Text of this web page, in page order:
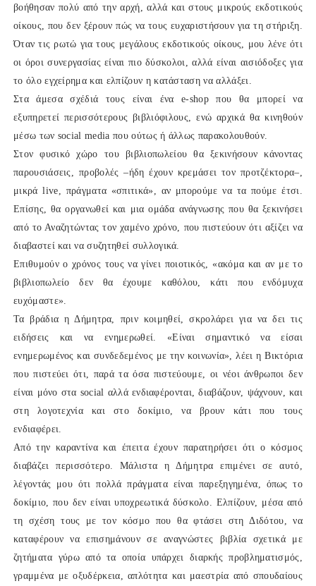
βοήθησαν πολύ από την αρχή, αλλά και στους μικρούς εκδοτικούς
οίκους, που δεν ξέρουν πώς να τους ευχαριστήσουν για τη στήριξη.
Όταν τις ρωτώ για τους μεγάλους εκδοτικούς οίκους, μου λένε ότι
οι όροι συνεργασίας είναι πιο δύσκολοι, αλλά είναι αισιόδοξες για
το όλο εγχείρημα και ελπίζουν η κατάσταση να αλλάξει.
Στα άμεσα σχέδιά τους είναι ένα e-shop που θα μπορεί να
εξυπηρετεί περισσότερους βιβλιόφιλους, ενώ αρχικά θα κινηθούν
μέσω των social media που ούτως ή άλλως παρακολουθούν.
Στον φυσικό χώρο του βιβλιοπωλείου θα ξεκινήσουν κάνοντας
παρουσιάσεις, προβολές –ήδη έχουν κρεμάσει τον προτζέκτορα‒,
μικρά live, πράγματα «σπιτικά», αν μπορούμε να τα πούμε έτσι.
Επίσης, θα οργανωθεί και μια ομάδα ανάγνωσης που θα ξεκινήσει
από το Αναζητώντας τον χαμένο χρόνο, που πιστεύουν ότι αξίζει να
διαβαστεί και να συζητηθεί συλλογικά.
Επιθυμούν ο χρόνος τους να γίνει ποιοτικός, «ακόμα και αν με το
βιβλιοπωλείο δεν θα έχουμε καθόλου, κάτι που ενδόμυχα
ευχόμαστε».
Τα βράδια η Δήμητρα, πριν κοιμηθεί, σκρολάρει για να δει τις
ειδήσεις και να ενημερωθεί. «Είναι σημαντικό να είσαι
ενημερωμένος και συνδεδεμένος με την κοινωνία», λέει η Βικτόρια
που πιστεύει ότι, παρά τα όσα πιστεύουμε, οι νέοι άνθρωποι δεν
είναι μόνο στα social αλλά ενδιαφέρονται, διαβάζουν, ψάχνουν, και
στη λογοτεχνία και στο δοκίμιο, να βρουν κάτι που τους
ενδιαφέρει.
Από την καραντίνα και έπειτα έχουν παρατηρήσει ότι ο κόσμος
διαβάζει περισσότερο. Μάλιστα η Δήμητρα επιμένει σε αυτό,
λέγοντάς μου ότι πολλά πράγματα είναι παρεξηγημένα, όπως το
δοκίμιο, που δεν είναι υποχρεωτικά δύσκολο. Ελπίζουν, μέσα από
τη σχέση τους με τον κόσμο που θα φτάσει στη Διδότου, να
καταφέρουν να επισημάνουν σε αναγνώστες βιβλία σχετικά με
ζητήματα γύρω από τα οποία υπάρχει διαρκής προβληματισμός,
γραμμένα με οξυδέρκεια, απλότητα και μαεστρία από σπουδαίους